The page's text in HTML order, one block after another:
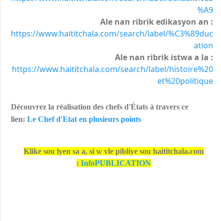
%A9
Ale nan ribrik edikasyon an :
https://www.haititchala.com/search/label/%C3%89duc
ation
Ale nan ribrik istwa a la :
https://www.haititchala.com/search/label/histoire%20
et%20politique
Découvrez la réalisation des chefs d'États à travers ce
lien: Le Chef d'Etat en plusieurs points
Klike sou lyen sa a, si w vle pibliye sou haititchala.com
: InfoPUBLICATION